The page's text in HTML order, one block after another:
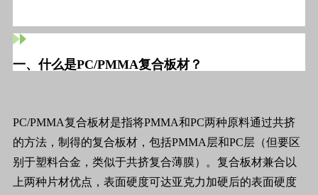
一、什么是PC/PMMA复合板材？
PC/PMMA复合板材是指将PMMA和PC两种原料通过共挤
的方法，制得的复合板材，包括PMMA层和PC层（但要区
别于塑料合金，类似于共挤复合薄膜）。复合板材兼合以
上两种片材优点，表面硬度可达亚克力加硬后的表面硬度